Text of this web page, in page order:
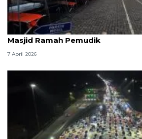
Kemenag: 3,5 juta orang
Masjid Ramah Pemudik
7 April 2026